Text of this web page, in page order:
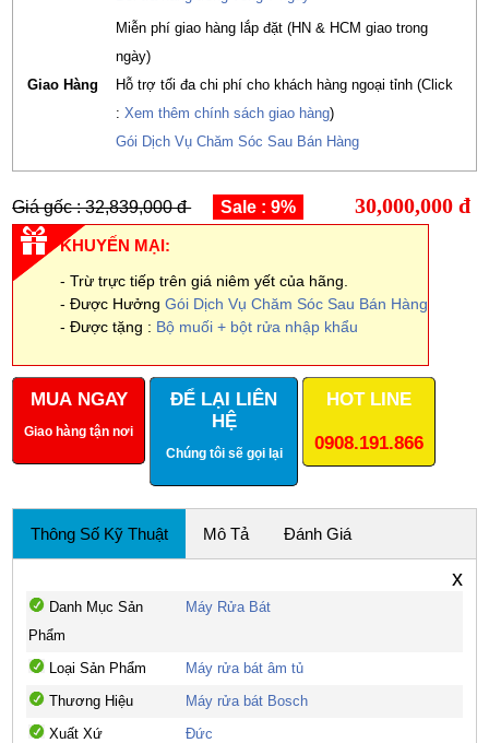
Giao Hàng
Miễn phí giao hàng lắp đặt (HN & HCM giao trong
ngày)
Hỗ trợ tối đa chi phí cho khách hàng ngoại tỉnh (Click
: Xem thêm chính sách giao hàng)
Gói Dịch Vụ Chăm Sóc Sau Bán Hàng
Giá gốc : 32,839,000 đ Sale : 9% 30,000,000 đ
KHUYẾN MẠI:
- Trừ trực tiếp trên giá niêm yết của hãng.
- Được Hưởng Gói Dịch Vụ Chăm Sóc Sau Bán Hàng
- Được tặng : Bộ muối + bột rửa nhập khẩu
MUA NGAY
Giao hàng tận nơi
ĐỂ LẠI LIÊN
HỆ
Chúng tôi sẽ gọi lại
HOT LINE
0908.191.866
Thông Số Kỹ Thuật Mô Tả Đánh Giá
x
Danh Mục Sản
Phẩm
Máy Rửa Bát
Loại Sản Phẩm
Máy rửa bát âm tủ
Thương Hiệu
Máy rửa bát Bosch
Xuất Xứ
Đức